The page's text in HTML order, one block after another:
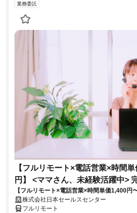
業務委託
【フルリモート×電話営業×時間
円】 <ママさん、未経験活躍中>
で家庭と仕事の両立を実現
【フルリモート×電話営業×時間単価1,400円
あり】 ＜ママさん、未経験活躍中＞ 完全在
両立を実現
株式会社日本セールスセンター
フルリモート